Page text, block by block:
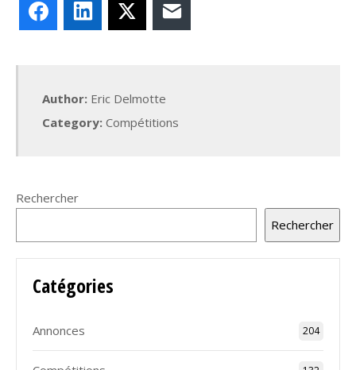
FacebookLinkedIn
Author: Eric Delmotte
Category: Compétitions
Rechercher
Rechercher
Catégories
Annonces 204